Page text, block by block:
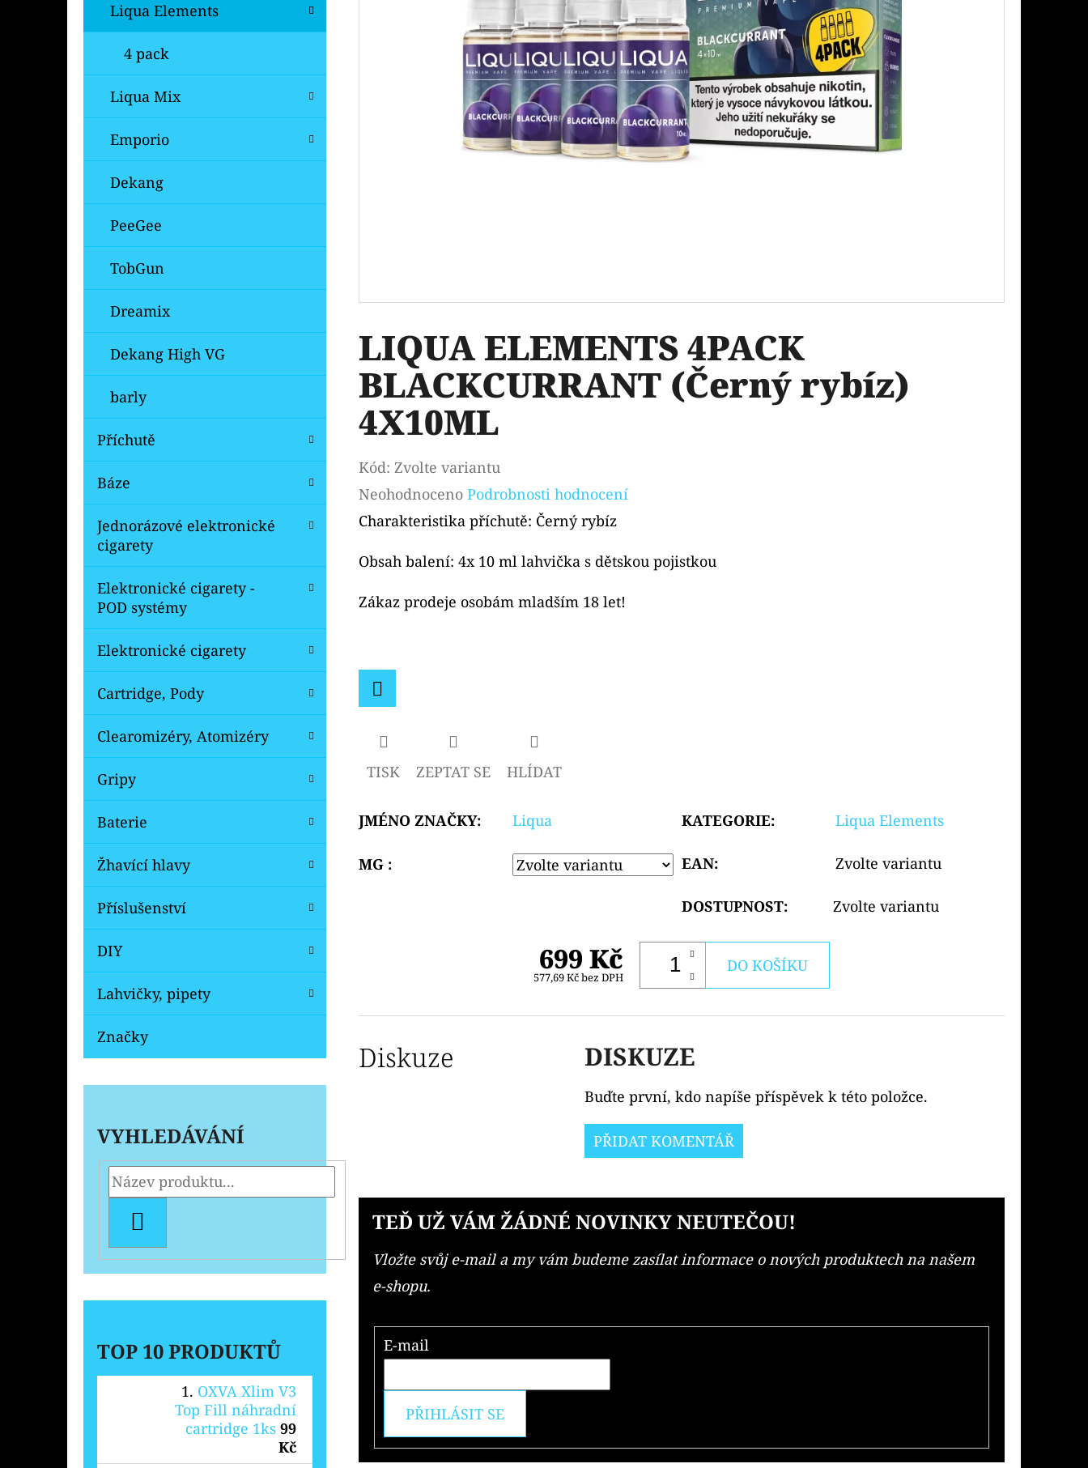
N
Liqua Elements
4 pack
Liqua Mix
Emporio
Dekang
PeeGee
TobGun
Dreamix
Dekang High VG
barly
Příchutě
Báze
Jednorázové elektronické
cigarety
Elektronické cigarety -
POD systémy
Elektronické cigarety
Cartridge, Pody
Clearomizéry, Atomizéry
Gripy
Baterie
Žhavící hlavy
Příslušenství
DIY
Lahvičky, pipety
Značky
VYHLEDÁVÁNÍ
TOP 10 PRODUKTŮ
OXVA Xlim V3
Top Fill náhradní
cartridge 1ks 99
Kč
LIQUA ELEMENTS 4PACK
BLACKCURRANT (Černý rybíz)
4X10ML
Kód: Zvolte variantu
Průměrné
hodnocení
je
0,0
hvězdiček.
Neohodnoceno Podrobnosti hodnocení
Charakteristika příchutě: Černý rybíz
Obsah balení: 4x 10 ml lahvička s dětskou pojistkou
Zákaz prodeje osobám mladším 18 let!
TISK ZEPTAT SE HLÍDAT
JMÉNO ZNAČKY: Liqua
MG :
KATEGORIE: Liqua Elements
EAN: Zvolte variantu
DOSTUPNOST: Zvolte variantu
699 Kč
577,69 Kč bez DPH
DO KOŠÍKU
Diskuze DISKUZE
Buďte první, kdo napíše příspěvek k této položce.
PŘIDAT KOMENTÁŘ
TEĎ UŽ VÁM ŽÁDNÉ NOVINKY NEUTEČOU!
Vložte svůj e-mail a my vám budeme zasílat informace o nových produktech na našem
e-shopu.
E-mail
PŘIHLÁSIT SE
OXVA XLIM V3 TOP FILL NÁHRADNÍ
CARTRIDGE 1KS
99 Kč
Původně:
OXVA ONEO POD CARTRIDGE 3,5ML
ELF BAR ELFA PODS CARTRIDGE
2PACK KIWI PASSION FRUIT GUAVA
20MG
239 Kč